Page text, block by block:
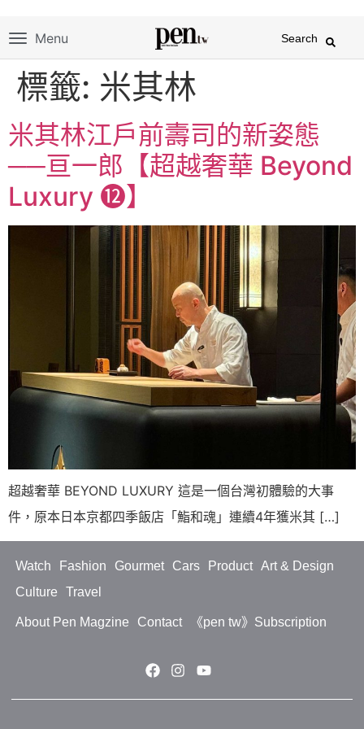
Menu Search
標籤: 米其林
米其林江戶前壽司的新姿態
──亘一郎【超越奢華 Beyond
Luxury ⓬】
超越奢華 BEYOND LUXURY 這是一個台灣初體驗的大事
件，原本日本京都四季飯店「鮨和魂」連續4年獲米其 […]
Watch Fashion Gourmet Cars Product
Art & Design
Culture
Travel
About Pen Magzine Contact 《pen tw》Subscription